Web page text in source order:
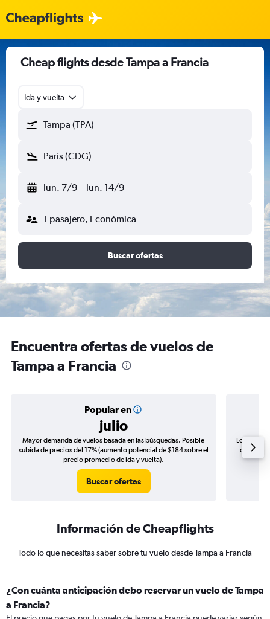
Cheap flights desde Tampa a Francia
Ida y vuelta
Tampa (TPA)
París (CDG)
lun. 7/9 - lun. 14/9
1 pasajero, Económica
Buscar ofertas
Encuentra ofertas de vuelos de
Tampa a Francia
Popular en
julio
Mayor demanda de vuelos basada en las búsquedas. Posible
subida de precios del 17% (aumento potencial de $184 sobre el
precio promedio de ida y vuelta).
Buscar ofertas
Los
de
Información de Cheapflights
Todo lo que necesitas saber sobre tu vuelo desde Tampa a Francia
¿Con cuánta anticipación debo reservar un vuelo de Tampa
a Francia?